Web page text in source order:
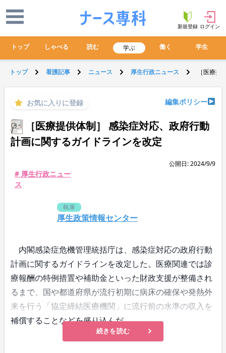
新規登録 ログイン
トップ しゃべる 読む 学ぶ 働く 学生
トップ 看護記事 ニュース 厚生行政ニュース ［医療
お気に入りに登録 編集ポリシー
［医療提供体制］ 感染症対応、政府行動
計画に関するガイドラインを改定
公開日: 2024/9/9
# 厚生行政ニュー
ス
執筆
厚生政策情報センター
内閣感染症危機管理統括庁は、感染症対応の政府行動
計画に関するガイドラインを改定した。医療関連では診
療報酬の特例措置や補助金といった財政支援が整備され
るまで、国や都道府県が流行初期に病床の確保や発熱外
来を行う「協定締結医療機関」に流行前の水準の収入を
補償することなどを盛り込んだ。
続きを読む